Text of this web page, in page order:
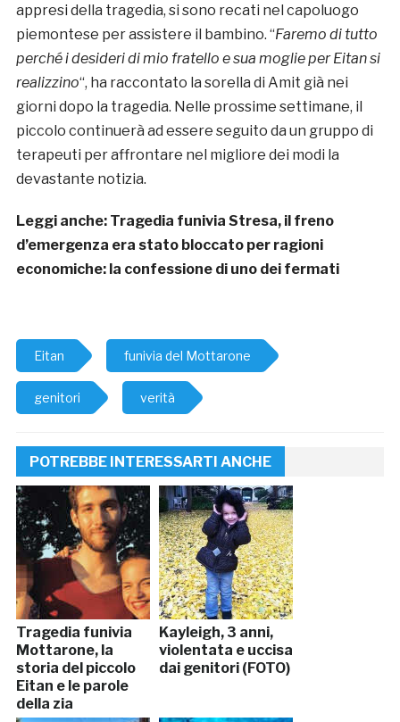
appresi della tragedia, si sono recati nel capoluogo
piemontese per assistere il bambino. “Faremo di tutto
perché i desideri di mio fratello e sua moglie per Eitan si
realizzino“, ha raccontato la sorella di Amit già nei
giorni dopo la tragedia. Nelle prossime settimane, il
piccolo continuerà ad essere seguito da un gruppo di
terapeuti per affrontare nel migliore dei modi la
devastante notizia.
Leggi anche: Tragedia funivia Stresa, il freno
d’emergenza era stato bloccato per ragioni
economiche: la confessione di uno dei fermati
Eitan funivia del Mottarone
genitori verità
POTREBBE INTERESSARTI ANCHE
Tragedia funivia
Mottarone, la
storia del piccolo
Eitan e le parole
della zia
Kayleigh, 3 anni,
violentata e uccisa
dai genitori (FOTO)